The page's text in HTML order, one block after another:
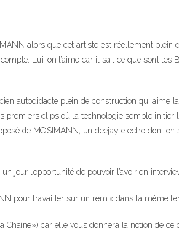
alors que cet artiste est réellement plein
Lui, on l’aime car il sait ce que sont les
autodidacte plein de construction qui aime
clips où la technologie semble initier
de MOSIMANN, un deejay electro dont on
jour l’opportunité de pouvoir l’avoir en
pour travailler sur un remix dans la même
Chaine») car elle vous donnera la notion de